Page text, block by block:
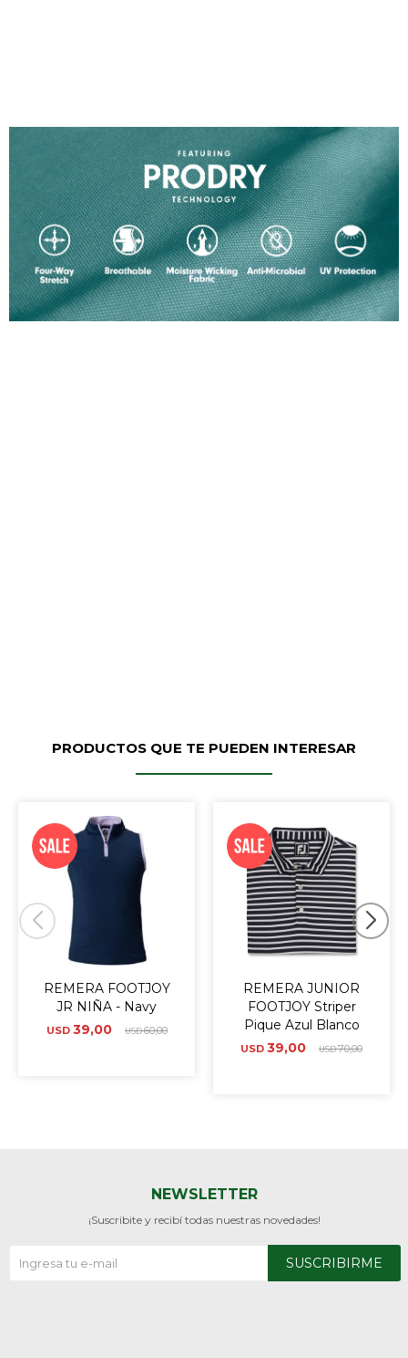
PRODUCTOS QUE TE PUEDEN INTERESAR
REMERA FOOTJOY
JR NIÑA - Navy
USD 39,00 USD60,00
REMERA JUNIOR
FOOTJOY Striper
Pique Azul Blanco
USD 39,00 USD70,00
NEWSLETTER
¡Suscribite y recibí todas nuestras novedades!
SUSCRIBIRME